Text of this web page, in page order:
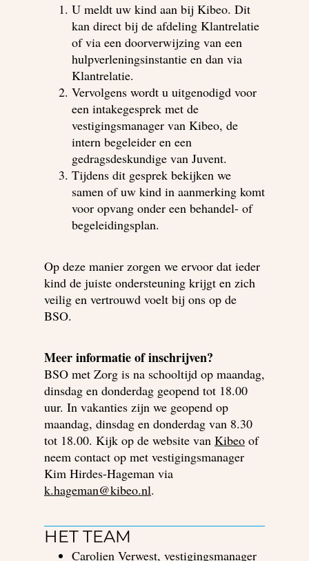
U meldt uw kind aan bij Kibeo. Dit
kan direct bij de afdeling Klantrelatie
of via een doorverwijzing van een
hulpverleningsinstantie en dan via
Klantrelatie.
Vervolgens wordt u uitgenodigd voor
een intakegesprek met de
vestigingsmanager van Kibeo, de
intern begeleider en een
gedragsdeskundige van Juvent.
Tijdens dit gesprek bekijken we
samen of uw kind in aanmerking komt
voor opvang onder een behandel- of
begeleidingsplan.
Op deze manier zorgen we ervoor dat ieder
kind de juiste ondersteuning krijgt en zich
veilig en vertrouwd voelt bij ons op de
BSO.
Meer informatie of inschrijven?
BSO met Zorg is na schooltijd op maandag,
dinsdag en donderdag geopend tot 18.00
uur. In vakanties zijn we geopend op
maandag, dinsdag en donderdag van 8.30
tot 18.00. Kijk op de website van Kibeo of
neem contact op met vestigingsmanager
Kim Hirdes-Hageman via
k.hageman@kibeo.nl.
HET TEAM
Carolien Verwest, vestigingsmanager